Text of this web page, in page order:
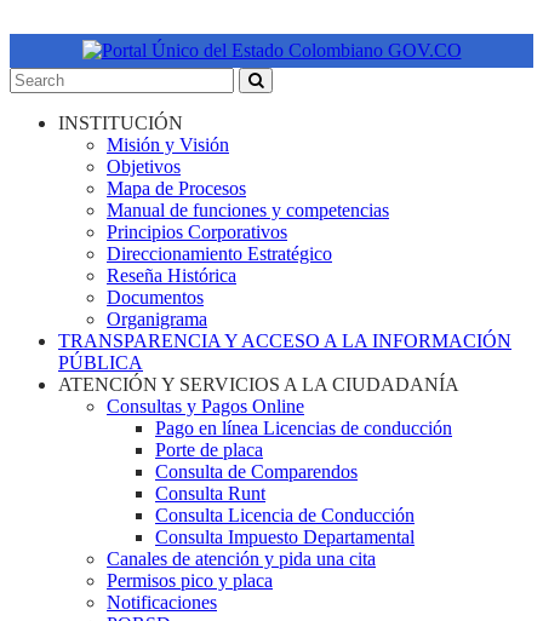
INSTITUCIÓN
Misión y Visión
Objetivos
Mapa de Procesos
Manual de funciones y competencias
Principios Corporativos
Direccionamiento Estratégico
Reseña Histórica
Documentos
Organigrama
TRANSPARENCIA Y ACCESO A LA INFORMACIÓN
PÚBLICA
ATENCIÓN Y SERVICIOS A LA CIUDADANÍA
Consultas y Pagos Online
Pago en línea Licencias de conducción
Porte de placa
Consulta de Comparendos
Consulta Runt
Consulta Licencia de Conducción
Consulta Impuesto Departamental
Canales de atención y pida una cita
Permisos pico y placa
Notificaciones